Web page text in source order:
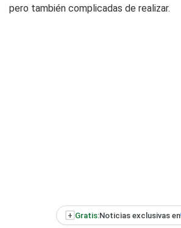
pero también complicadas de realizar.
+ Gratis:Noticias exclusivas en